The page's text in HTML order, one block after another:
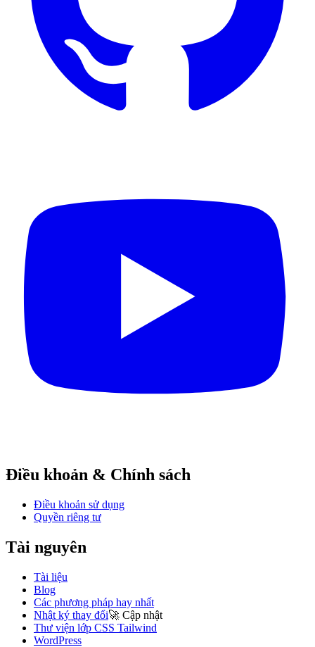
Điều khoản & Chính sách
Điều khoản sử dụng
Quyền riêng tư
Tài nguyên
Tài liệu
Blog
Các phương pháp hay nhất
Nhật ký thay đổi🚀 Cập nhật
Thư viện lớp CSS Tailwind
WordPress